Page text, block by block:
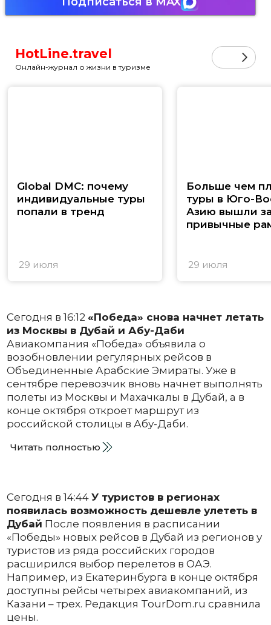
HotLine.travel
Онлайн-журнал о жизни в туризме
Global DMC: почему
индивидуальные туры
попали в тренд
29 июля
Больше чем
туры в Юго-
Азию вышли
привычные
29 июля
Сегодня в 16:12 «Победа» снова начнет летать
из Москвы в Дубай и Абу-Даби
Авиакомпания «Победа» объявила о
возобновлении регулярных рейсов в
Объединенные Арабские Эмираты. Уже в
сентябре перевозчик вновь начнет выполнять
полеты из Москвы и Махачкалы в Дубай, а в
конце октября откроет маршрут из
российской столицы в Абу-Даби.
Читать полностью
Сегодня в 14:44 У туристов в регионах
появилась возможность дешевле улететь в
Дубай После появления в расписании
«Победы» новых рейсов в Дубай из регионов у
туристов из ряда российских городов
расширился выбор перелетов в ОАЭ.
Например, из Екатеринбурга в конце октября
доступны рейсы четырех авиакомпаний, из
Казани – трех. Редакция TourDom.ru сравнила
цены.